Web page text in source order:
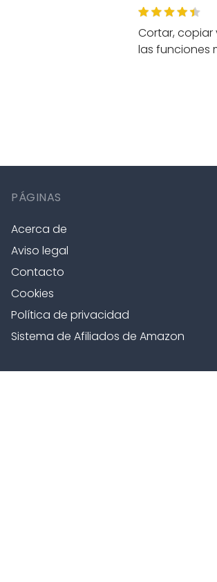
Cortar, copiar
las funciones
PÁGINAS
Acerca de
Aviso legal
Contacto
Cookies
Política de privacidad
Sistema de Afiliados de Amazon